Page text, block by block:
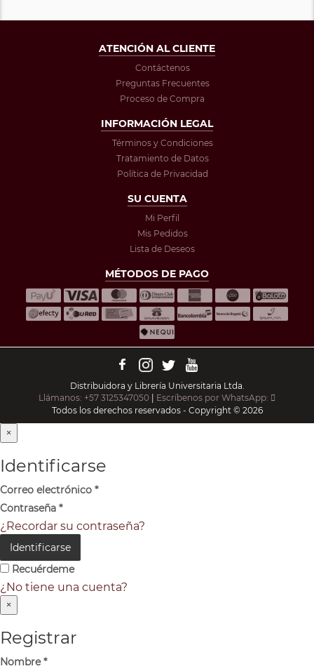
ATENCIÓN AL CLIENTE
Contáctenos
Preguntas Frecuentes
Proceso de Compra
INFORMACIÓN LEGAL
Términos y Condiciones
Tratamiento de Datos
Política de Privacidad
SU CUENTA
Mi Perfil
Mis Pedidos
Lista de Deseos
MÉTODOS DE PAGO
Distribuidora y Librería Universitaria Ltda.
Llámanos: +57 3125347050
Escríbenos por WhatsApp:
Todos los derechos reservados - Copyright © 2026
×
Identificarse
Correo electrónico *
Contraseña *
¿Recordar su contraseña?
Identificarse
Recuérdeme
¿No tiene una cuenta?
×
Registrar
Nombre*